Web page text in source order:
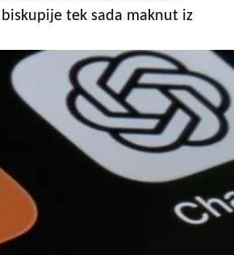
biskupije tek sada maknut iz